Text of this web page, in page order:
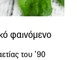
φαινόμενο
του ’90